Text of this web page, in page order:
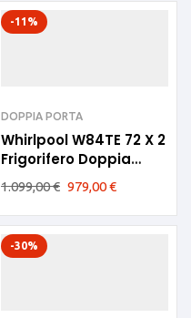
-11%
DOPPIA PORTA
Whirlpool W84TE 72 X 2
Frigorifero Doppia
Porta E 587lt Inox
1.099,00€ 979,00€
-30%